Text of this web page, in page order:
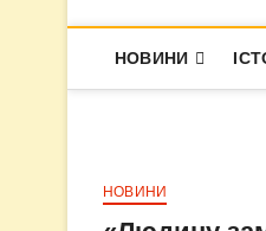
НОВИНИ
НОВИНИ